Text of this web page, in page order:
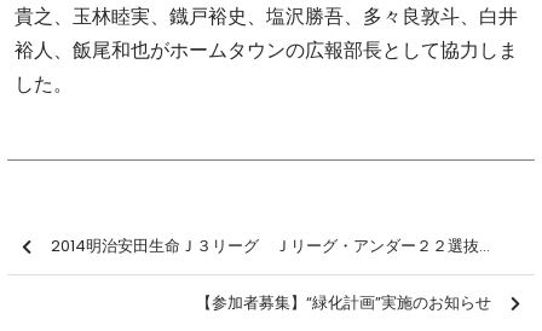
貴之、玉林睦実、鐡戸裕史、塩沢勝吾、多々良敦斗、白井
裕人、飯尾和也がホームタウンの広報部長として協力しま
した。
2014明治安田生命Ｊ３リーグ Ｊリーグ・アンダー２２選抜登録選手について
【参加者募集】“緑化計画”実施のお知らせ